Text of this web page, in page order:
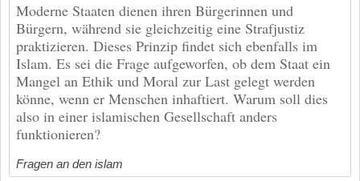
Moderne Staaten dienen ihren Bürgerinnen und
Bürgern, während sie gleichzeitig eine Strafjustiz
praktizieren. Dieses Prinzip findet sich ebenfalls im
Islam. Es sei die Frage aufgeworfen, ob dem Staat ein
Mangel an Ethik und Moral zur Last gelegt werden
könne, wenn er Menschen inhaftiert. Warum soll dies
also in einer islamischen Gesellschaft anders
funktionieren?
Fragen an den islam